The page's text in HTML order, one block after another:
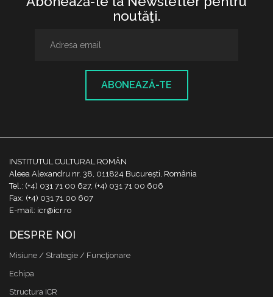
noutăţi.
ABONEAZĂ-TE
INSTITUTUL CULTURAL ROMÂN
Aleea Alexandru nr. 38, 011824 București, România
Tel.: (+4) 031 71 00 627, (+4) 031 71 00 606
Fax: (+4) 031 71 00 607
E-mail: icr@icr.ro
DESPRE NOI
Misiune / Strategie / Funcţionare
Echipa
Structura ICR